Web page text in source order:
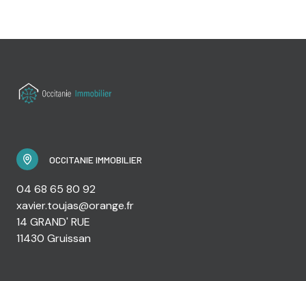
OCCITANIE IMMOBILIER
04 68 65 80 92
xavier.toujas@orange.fr
14 GRAND' RUE
11430 Gruissan